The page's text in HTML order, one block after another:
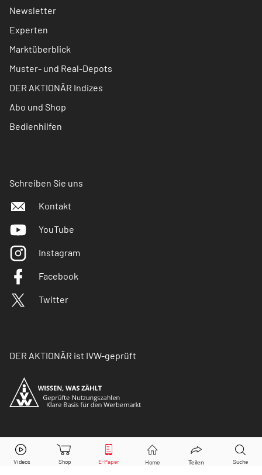
Newsletter
Experten
Marktüberblick
Muster- und Real-Depots
DER AKTIONÄR Indizes
Abo und Shop
Bedienhilfen
Schreiben Sie uns
Kontakt
YouTube
Instagram
Facebook
Twitter
DER AKTIONÄR ist IVW-geprüft
© Copyright 2026 Börsenmedien AG. Alle Rechte